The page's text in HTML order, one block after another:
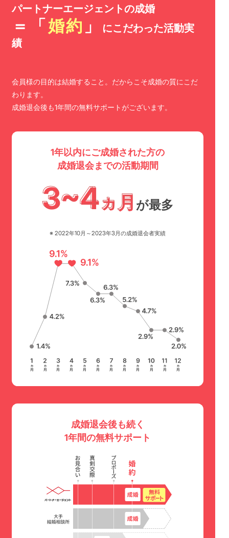
パートナーエージェントの成婚
＝「婚約 」
にこだわった活動実
績
会員様の目的は結婚すること。だからこそ成婚の質にこだ
わります。
成婚退会後も1年間の無料サポートがございます。
1年以内にご成婚された方の
成婚退会までの活動期間
3~4ヵ月 が最多
※ 2022年10月～2023年3月の成婚退会者実績
成婚退会後も続く
1年間の無料サポート